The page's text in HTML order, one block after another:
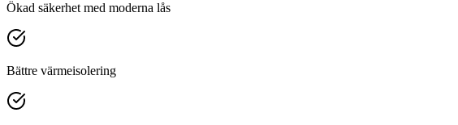
Ökad säkerhet med moderna lås
Bättre värmeisolering